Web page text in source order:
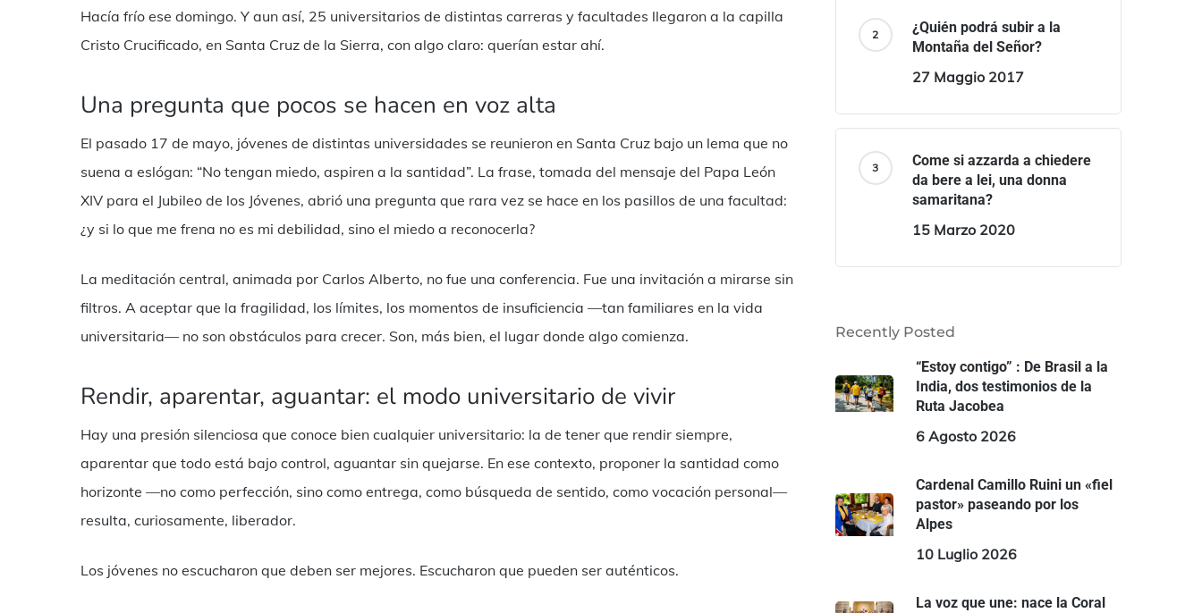
Hacía frío ese domingo. Y aun así, 25 universitarios de distintas carreras y facultades llegaron a la capilla
Cristo Crucificado, en Santa Cruz de la Sierra, con algo claro: querían estar ahí.
Una pregunta que pocos se hacen en voz alta
El pasado 17 de mayo, jóvenes de distintas universidades se reunieron en Santa Cruz bajo un lema que no
suena a eslógan: “No tengan miedo, aspiren a la santidad”. La frase, tomada del mensaje del Papa León
XIV para el Jubileo de los Jóvenes, abrió una pregunta que rara vez se hace en los pasillos de una facultad:
¿y si lo que me frena no es mi debilidad, sino el miedo a reconocerla?
La meditación central, animada por Carlos Alberto, no fue una conferencia. Fue una invitación a mirarse sin
filtros. A aceptar que la fragilidad, los límites, los momentos de insuficiencia —tan familiares en la vida
universitaria— no son obstáculos para crecer. Son, más bien, el lugar donde algo comienza.
Rendir, aparentar, aguantar: el modo universitario de vivir
Hay una presión silenciosa que conoce bien cualquier universitario: la de tener que rendir siempre,
aparentar que todo está bajo control, aguantar sin quejarse. En ese contexto, proponer la santidad como
horizonte —no como perfección, sino como entrega, como búsqueda de sentido, como vocación personal—
resulta, curiosamente, liberador.
Los jóvenes no escucharon que deben ser mejores. Escucharon que pueden ser auténticos.
¿Quién podrá subir a la
Montaña del Señor?
27 Maggio 2017
Come si azzarda a chiedere
da bere a lei, una donna
samaritana?
15 Marzo 2020
Recently Posted
“Estoy contigo” : De Brasil a la
India, dos testimonios de la
Ruta Jacobea
6 Agosto 2026
Cardenal Camillo Ruini un «fiel
pastor» paseando por los
Alpes
10 Luglio 2026
La voz que une: nace la Coral